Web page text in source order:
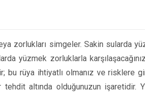
zorlukları simgeler. Sakin sularda
yüzmek zorluklarla
bu rüya ihtiyatlı olmanız ve risklere
tehdit altında olduğunuzun işaretidir.